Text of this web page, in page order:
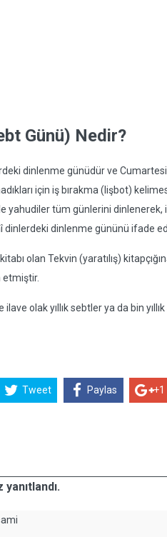
Günü) Nedir?
dinlenme günüdür ve
için iş bırakma (lişbot)
yahudiler tüm günlerini
dinlenme gününü ifade
olan Tekvin (yaratılış)
etmiştir.
ilave olak yıllık sebtler ya da bin
Tweet Paylas +1